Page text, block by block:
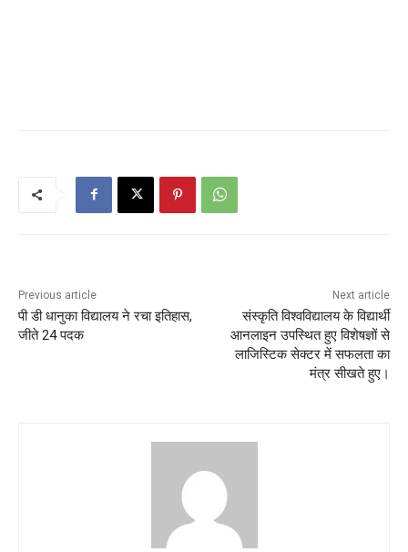
Previous article
पी डी धानुका विद्यालय ने रचा इतिहास,
जीते 24 पदक
Next article
संस्कृति विश्वविद्यालय के विद्यार्थी
आनलाइन उपस्थित हुए विशेषज्ञों से
लाजिस्टिक सेक्टर में सफलता का
मंत्र सीखते हुए।